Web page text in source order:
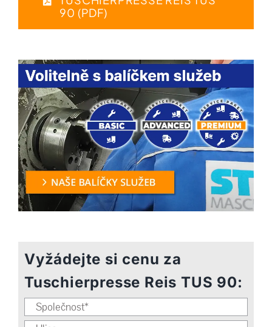
90 (PDF)
Vyžádejte si cenu za
Tuschierpresse Reis TUS 90: